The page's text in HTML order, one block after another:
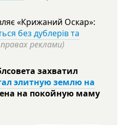
«Крижаний Оскар»:
без дублерів та
реклами)
захватил
элитную землю на
на покойную маму